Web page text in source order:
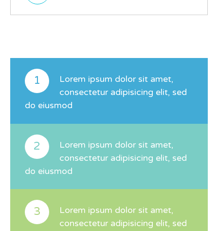
1
Lorem ipsum dolor sit amet,
consectetur adipisicing elit, sed
do eiusmod
2
Lorem ipsum dolor sit amet,
consectetur adipisicing elit, sed
do eiusmod
3
Lorem ipsum dolor sit amet,
consectetur adipisicing elit, sed